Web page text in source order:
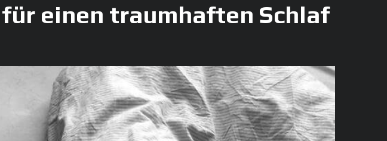
einen traumhaften Schlaf